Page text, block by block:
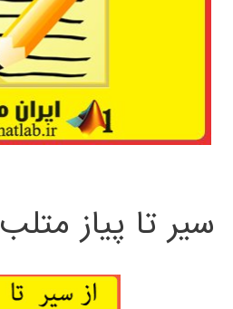
سیر تا پیاز متلب MATLAB